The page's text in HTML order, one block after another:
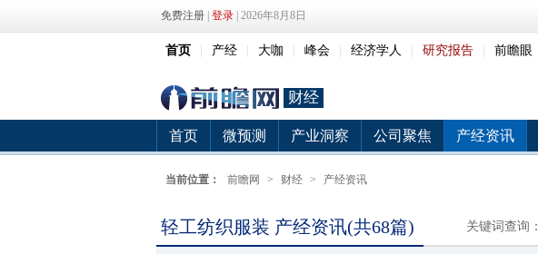
免费注册 登录 | 2026年8月8日
首页 产经 大咖 峰会 经济学人 研究报告 前瞻眼
财经
首页 微预测 产业洞察 公司聚焦 产经资讯
当前位置： 前瞻网 > 财经 > 产经资讯
轻工纺织服装 产经资讯(共68篇) 关键词查询：